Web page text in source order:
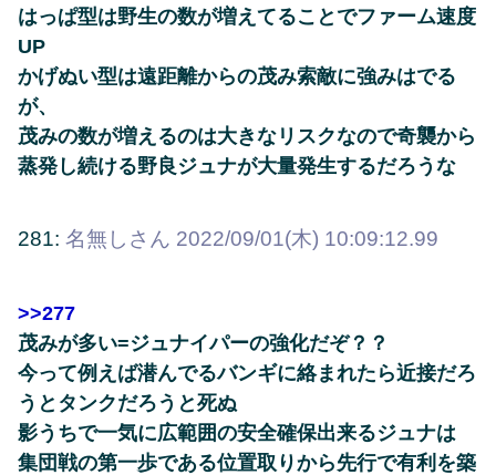
はっぱ型は野生の数が増えてることでファーム速度
UP
かげぬい型は遠距離からの茂み索敵に強みはでる
が、
茂みの数が増えるのは大きなリスクなので奇襲から
蒸発し続ける野良ジュナが大量発生するだろうな
281: 名無しさん 2022/09/01(木) 10:09:12.99
>>277
茂みが多い=ジュナイパーの強化だぞ？？
今って例えば潜んでるバンギに絡まれたら近接だろ
うとタンクだろうと死ぬ
影うちで一気に広範囲の安全確保出来るジュナは
集団戦の第一歩である位置取りから先行で有利を築